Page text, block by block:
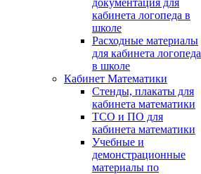
документация для
кабинета логопеда в
школе
Расходные материалы
для кабинета логопеда
в школе
Кабинет Математики
Стенды, плакаты для
кабинета математики
ТСО и ПО для
кабинета математики
Учебные и
демонстрационные
материалы по